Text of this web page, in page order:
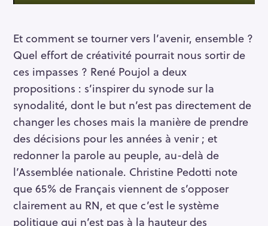
Et comment se tourner vers l’avenir, ensemble ?
Quel effort de créativité pourrait nous sortir de
ces impasses ? René Poujol a deux
propositions : s’inspirer du synode sur la
synodalité, dont le but n’est pas directement de
changer les choses mais la manière de prendre
des décisions pour les années à venir ; et
redonner la parole au peuple, au-delà de
l’Assemblée nationale. Christine Pedotti note
que 65% de Français viennent de s’opposer
clairement au RN, et que c’est le système
politique qui n’est pas à la hauteur des